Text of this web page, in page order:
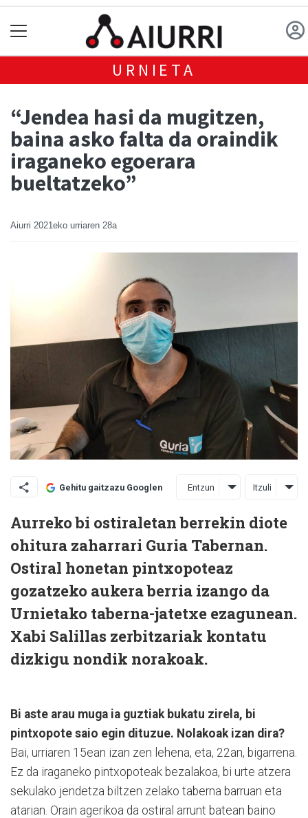
URNIETA
“Jendea hasi da mugitzen,
baina asko falta da oraindik
iraganeko egoerara
bueltatzeko”
Aiurri 2021eko urriaren 28a
Gehitu gaitzazu Googlen Entzun Itzuli
Aurreko bi ostiraletan berrekin diote
ohitura zaharrari Guria Tabernan.
Ostiral honetan pintxopoteaz
gozatzeko aukera berria izango da
Urnietako taberna-jatetxe ezagunean.
Xabi Salillas zerbitzariak kontatu
dizkigu nondik norakoak.
Bi aste arau muga ia guztiak bukatu zirela, bi
pintxopote saio egin dituzue. Nolakoak izan dira?
Bai, urriaren 15ean izan zen lehena, eta, 22an, bigarrena.
Ez da iraganeko pintxopoteak bezalakoa, bi urte atzera
sekulako jendetza biltzen zelako taberna barruan eta
atarian. Orain agerikoa da ostiral arrunt batean baino